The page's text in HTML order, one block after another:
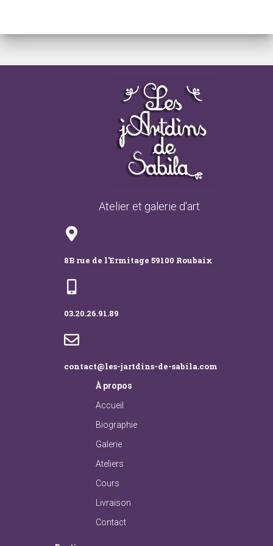
Atelier et galerie d'art
8B rue de l'Ermitage 59100 Roubaix
03.20.26.91.89
contact@les-jartdins-de-sabila.com
Àpropos
Accueil
Biographie
Galerie
Ateliers
Cours
Livraison
Contact